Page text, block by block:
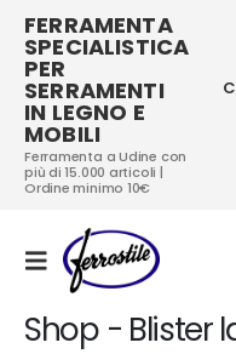
FERRAMENTA
SPECIALISTICA
PER
SERRAMENTI
IN LEGNO E
MOBILI
Ferramenta a Udine con
più di 15.000 articoli |
Ordine minimo 10€
Shop - Blister